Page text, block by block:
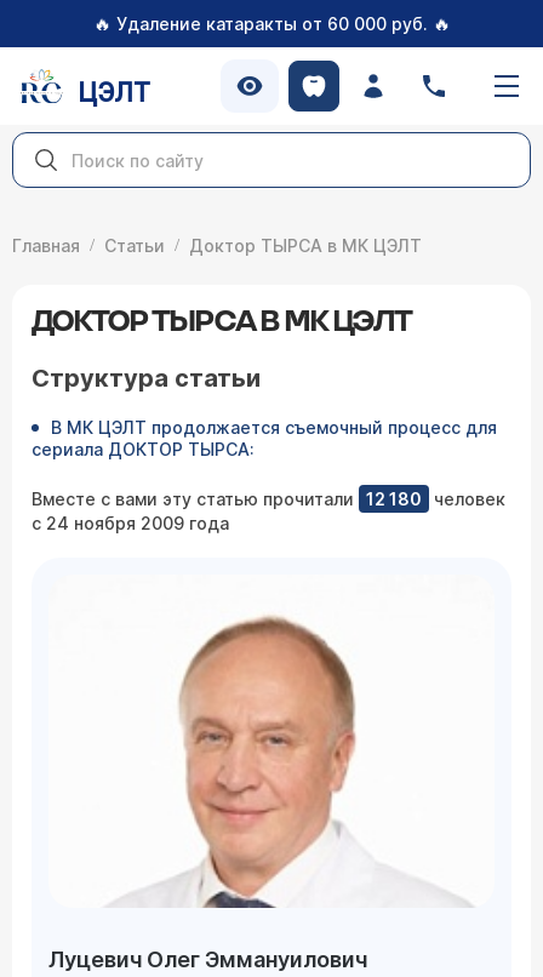
🔥 Удаление катаракты от 60 000 руб. 🔥
ЦЭЛТ
Главная Статьи Доктор ТЫРСА в МК ЦЭЛТ
ДОКТОР ТЫРСА В МК ЦЭЛТ
Луцевич Олег Эммануилович
Структура статьи
В МК ЦЭЛТ продолжается съемочный процесс для
сериала ДОКТОР ТЫРСА:
Вместе с вами эту статью прочитали 12 180
человек
с 24 ноября 2009 года